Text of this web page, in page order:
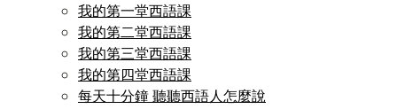
我的第一堂西語課
我的第二堂西語課
我的第三堂西語課
我的第四堂西語課
每天十分鐘 聽聽西語人怎麼說